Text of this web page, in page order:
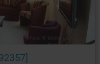
Foto: © booking.com